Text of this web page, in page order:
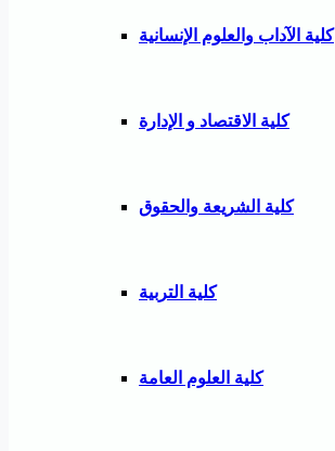
كلية الآداب والعلوم الإنسانية
كلية الاقتصاد و الإدارة
كلية الشريعة والحقوق
كلية التربية
كلية العلوم العامة